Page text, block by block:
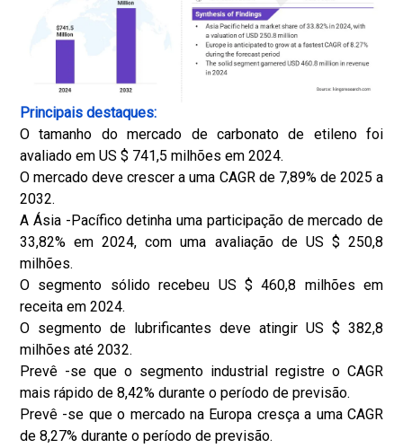
Principais destaques:
O tamanho do mercado de carbonato de etileno foi
avaliado em US $ 741,5 milhões em 2024.
O mercado deve crescer a uma CAGR de 7,89% de 2025 a
2032.
A Ásia -Pacífico detinha uma participação de mercado de
33,82% em 2024, com uma avaliação de US $ 250,8
milhões.
O segmento sólido recebeu US $ 460,8 milhões em
receita em 2024.
O segmento de lubrificantes deve atingir US $ 382,8
milhões até 2032.
Prevê -se que o segmento industrial registre o CAGR
mais rápido de 8,42% durante o período de previsão.
Prevê -se que o mercado na Europa cresça a uma CAGR
de 8,27% durante o período de previsão.